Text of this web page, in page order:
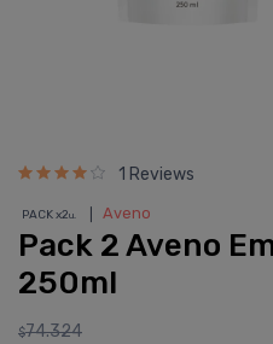
1 Reviews
PACK x2u. Aveno
Pack 2 Aveno
250ml
$74.324